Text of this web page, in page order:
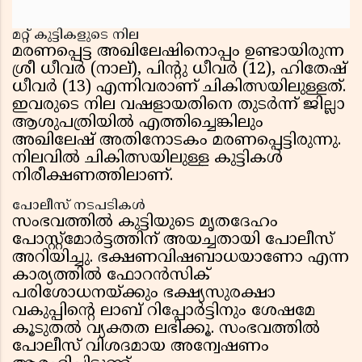
മറ്റ് കുട്ടികളുടെ നില
മരണപ്പെട്ട അഖിലേഷിനൊപ്പം ഉണ്ടായിരുന്ന
ശ്രീ ധീവർ (നാല്), പിൻ്റു ധീവർ (12), ഹിതേഷ്
ധീവർ (13) എന്നിവരാണ് ചികിത്സയിലുള്ളത്.
ഇവരുടെ നില വഷളായതിനെ തുടർന്ന് ജില്ലാ
ആശുപത്രിയിൽ എത്തിച്ചെങ്കിലും
അഖിലേഷ് അതിനോടകം മരണപ്പെട്ടിരുന്നു.
നിലവിൽ ചികിത്സയിലുള്ള കുട്ടികൾ
നിരീക്ഷണത്തിലാണ്.
പോലീസ് നടപടികൾ
സംഭവത്തിൽ കുട്ടിയുടെ മൃതദേഹം
പോസ്റ്റ്മോർട്ടത്തിന് അയച്ചതായി പോലീസ്
അറിയിച്ചു. ഭക്ഷണവിഷബാധയാണോ എന്ന
കാര്യത്തിൽ ഫോറൻസിക്
പരിശോധനയ്ക്കും ഭക്ഷ്യസുരക്ഷാ
വകുപ്പിൻ്റെ ലാബ് റിപ്പോർട്ടിനും ശേഷമേ
കൂടുതൽ വ്യക്തത ലഭിക്കൂ. സംഭവത്തിൽ
പോലീസ് വിശദമായ അന്വേഷണം